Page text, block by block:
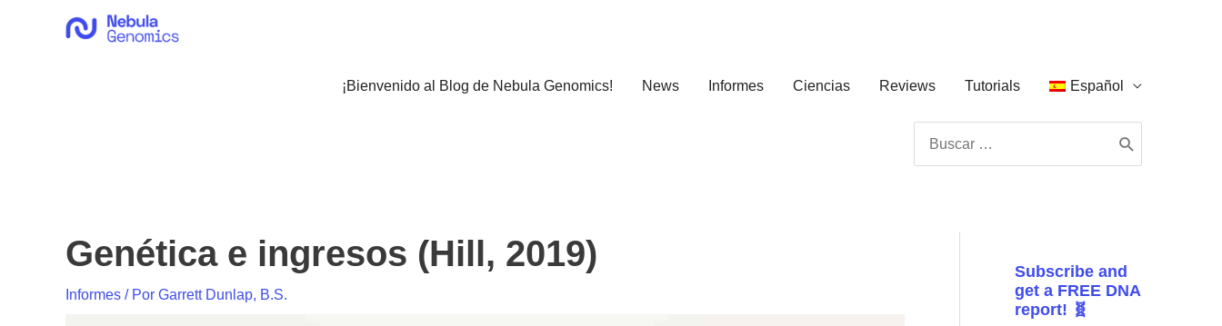
¡Bienvenido al Blog de Nebula Genomics! News Informes Ciencias Reviews Tutorials Español
por:
Genética e ingresos (Hill, 2019)
Informes / Por Garrett Dunlap, B.S.
Subscribe and
get a FREE DNA
report! 🧬